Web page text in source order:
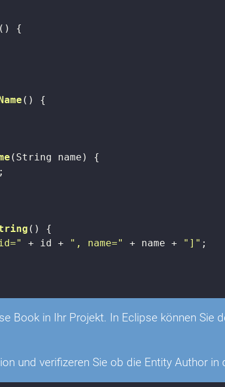
()
{
()
{
(String name)
{
()
{
+ id + ", name=" + name + "]" ;
Book in Ihr Projekt. In Eclipse können
und verifizeren Sie ob die Entity Author in